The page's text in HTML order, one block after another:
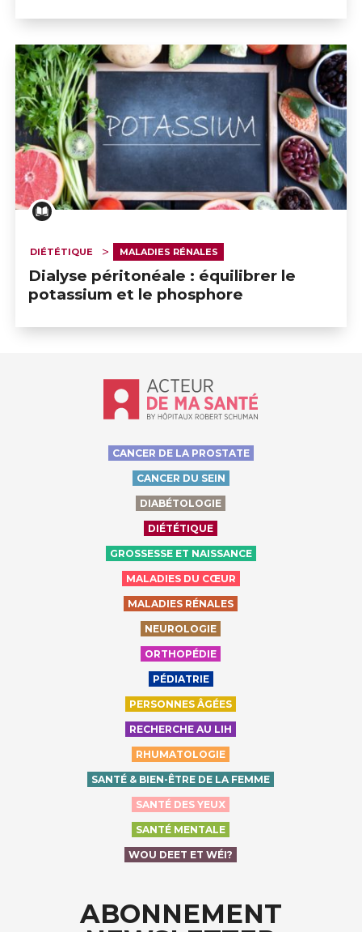
DIÉTÉTIQUE MALADIES RÉNALES
Dialyse péritonéale : équilibrer le
potassium et le phosphore
Accueil - Acteur de ma santé, by
CANCER DE LA PROSTATE
CANCER DU SEIN
DIABÉTOLOGIE
DIÉTÉTIQUE
GROSSESSE ET NAISSANCE
MALADIES DU CŒUR
MALADIES RÉNALES
NEUROLOGIE
ORTHOPÉDIE
PÉDIATRIE
PERSONNES ÂGÉES
RECHERCHE AU LIH
RHUMATOLOGIE
SANTÉ & BIEN-ÊTRE DE LA FEMME
SANTÉ DES YEUX
SANTÉ MENTALE
WOU DEET ET WÉI?
ABONNEMENT